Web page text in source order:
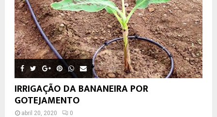
IRRIGAÇÃO DA BANANEIRA POR
GOTEJAMENTO
abril 20, 2020 0